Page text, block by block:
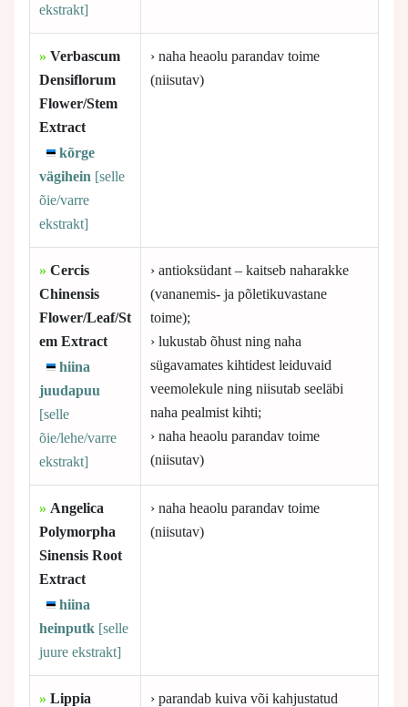
ekstrakt]
» Verbascum
Densiflorum
Flower/Stem
Extract
kõrge
vägihein [selle
õie/varre
ekstrakt]
› naha heaolu parandav toime
(niisutav)
» Cercis
Chinensis
Flower/Leaf/St
em Extract
hiina
juudapuu
[selle
õie/lehe/varre
ekstrakt]
› antioksüdant – kaitseb naharakke
(vananemis- ja põletikuvastane
toime);
› lukustab õhust ning naha
sügavamates kihtidest leiduvaid
veemolekule ning niisutab seeläbi
naha pealmist kihti;
› naha heaolu parandav toime
(niisutav)
» Angelica
Polymorpha
Sinensis Root
Extract
hiina
heinputk [selle
juure ekstrakt]
› naha heaolu parandav toime
(niisutav)
» Lippia
› parandab kuiva või kahjustatud